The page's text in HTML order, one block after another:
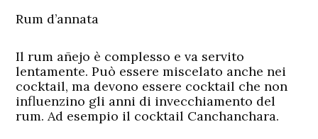
Rum d’annata
Il rum añejo è complesso e va servito
lentamente. Può essere miscelato anche nei
cocktail, ma devono essere cocktail che non
influenzino gli anni di invecchiamento del
rum. Ad esempio il cocktail Canchanchara.